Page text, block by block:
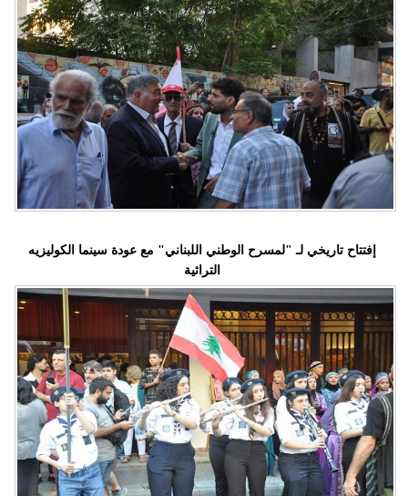
إفتتاح تاريخي لـ "لمسرح الوطني اللبناني" مع عودة سينما الكوليزيه
التراثية